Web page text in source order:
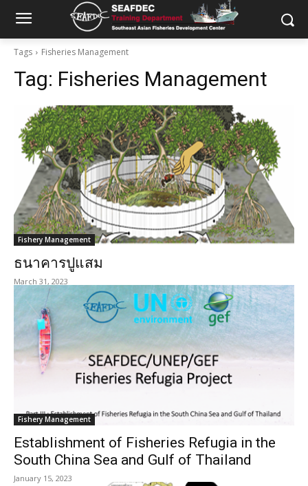
Tags Fisheries Management
Tag: Fisheries Management
Fishery Management
ธนาคารปูแสม
March 31, 2023
Fishery Management
Establishment of Fisheries Refugia in the
South China Sea and Gulf of Thailand
January 15, 2023